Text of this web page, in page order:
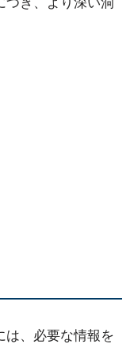
は、必要な情報を